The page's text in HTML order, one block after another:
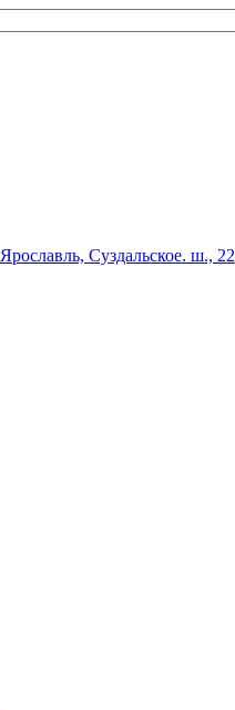
Ярославль, Суздальское. ш., 22